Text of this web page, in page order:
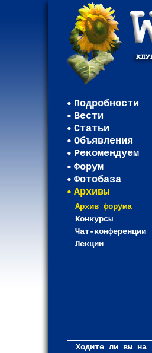
Подробности
Вести
Статьи
Объявления
Рекомендуем
Форум
Фотобаза
Архивы
Архив форума
Конкурсы
Чат-конференции
Лекции
Ходите ли вы на